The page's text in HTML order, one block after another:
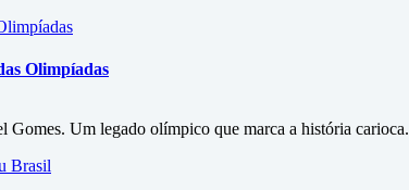
Olimpíadas
Um legado olímpico que marca a história carioca.